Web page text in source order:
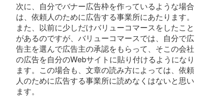
次に、自分でバナー広告枠を作っているような場合
は、依頼人のために広告する事業所にあたります。
また、以前に少しだけバリューコマースをしたこと
があるのですが、バリューコマースでは、自分で広
告主を選んで広告主の承認をもらって、そこの会社
の広告を自分のWebサイトに貼り付けるようになり
ます。この場合も、文章の読み方によっては、依頼
人のために広告する事業所に読めなくはないと思い
ます。